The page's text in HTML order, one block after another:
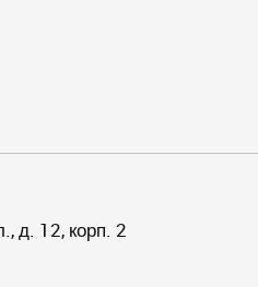
д. 12, корп. 2